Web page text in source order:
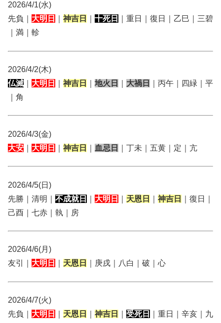
2026/4/1(水)
先負｜ 大明日 神吉日 十死日
｜重日｜復日｜乙巳｜三碧
｜満｜軫
2026/4/2(木)
仏滅
大明日 神吉日 地火日 大禍日
｜丙午｜四緑｜平
｜角
2026/4/3(金)
大安
大明日 神吉日 血忌日 ｜丁未｜五黄｜定｜亢
2026/4/5(日)
先勝｜清明｜ 不成就日 大明日 天恩日 神吉日
｜復日｜
己酉｜七赤｜執｜房
2026/4/6(月)
友引｜ 大明日 天恩日 ｜庚戌｜八白｜破｜心
2026/4/7(火)
先負｜ 大明日 天恩日 神吉日 受死日
｜重日｜辛亥｜九